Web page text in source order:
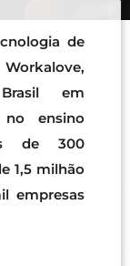
de
em
no ensino
de 300
1,5 milhão
empresas